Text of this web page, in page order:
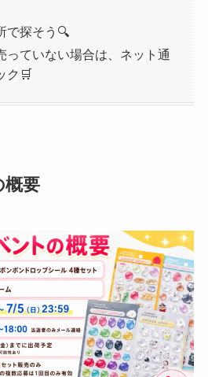
で探そう🔍
っていない場合は、ネット通
ク🛒
概要